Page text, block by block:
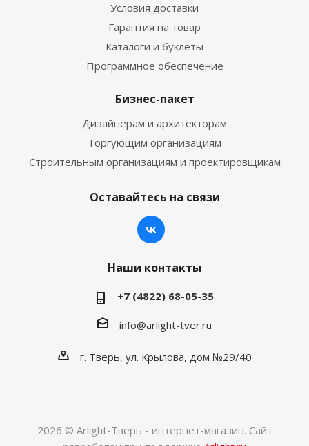
Условия доставки
Гарантия на товар
Каталоги и буклеты
Программное обеспечение
Бизнес-пакет
Дизайнерам и архитекторам
Торгующим организациям
Строительным организациям и проектировщикам
Оставайтесь на связи
Наши контакты
+7 (4822) 68-05-35
info@arlight-tver.ru
г. Тверь, ул. Крылова, дом №29/40
2026 © Arlight-Тверь - интернет-магазин. Сайт